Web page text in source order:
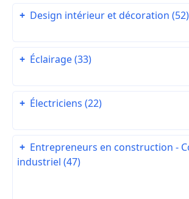
+ Design intérieur et décoration (52)
+ Éclairage (33)
+ Électriciens (22)
+ Entrepreneurs en construction -
industriel (47)